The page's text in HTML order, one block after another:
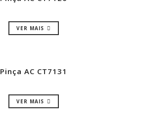
VER MAIS
Pinça AC CT7131
VER MAIS